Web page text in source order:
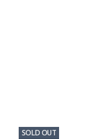
SOLD OUT